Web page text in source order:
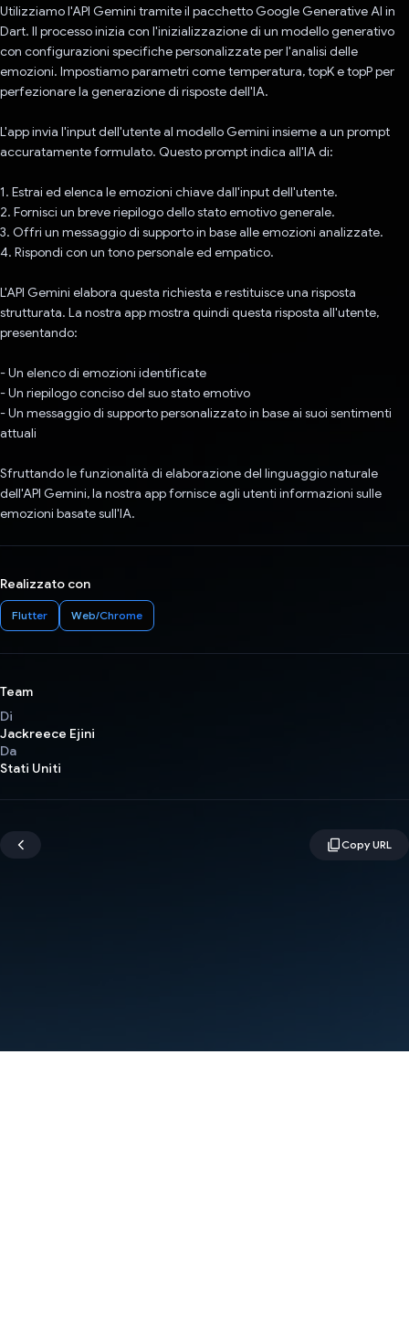
Utilizziamo l'API Gemini tramite il pacchetto Google Generative AI in
Dart. Il processo inizia con l'inizializzazione di un modello generativo
con configurazioni specifiche personalizzate per l'analisi delle
emozioni. Impostiamo parametri come temperatura, topK e topP per
perfezionare la generazione di risposte dell'IA.
L'app invia l'input dell'utente al modello Gemini insieme a un prompt
accuratamente formulato. Questo prompt indica all'IA di:
1. Estrai ed elenca le emozioni chiave dall'input dell'utente.
2. Fornisci un breve riepilogo dello stato emotivo generale.
3. Offri un messaggio di supporto in base alle emozioni analizzate.
4. Rispondi con un tono personale ed empatico.
L'API Gemini elabora questa richiesta e restituisce una risposta
strutturata. La nostra app mostra quindi questa risposta all'utente,
presentando:
- Un elenco di emozioni identificate
- Un riepilogo conciso del suo stato emotivo
- Un messaggio di supporto personalizzato in base ai suoi sentimenti
attuali
Sfruttando le funzionalità di elaborazione del linguaggio naturale
dell'API Gemini, la nostra app fornisce agli utenti informazioni sulle
emozioni basate sull'IA.
Realizzato con
Flutter Web/Chrome
Team
Di
Jackreece Ejini
Da
Stati Uniti